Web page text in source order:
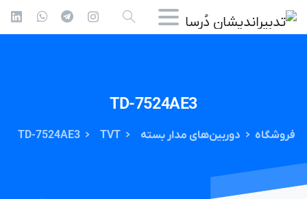
TD-7524AE3
فروشگاه دوربین‌های مدار بسته TVT
TD-7524AE3